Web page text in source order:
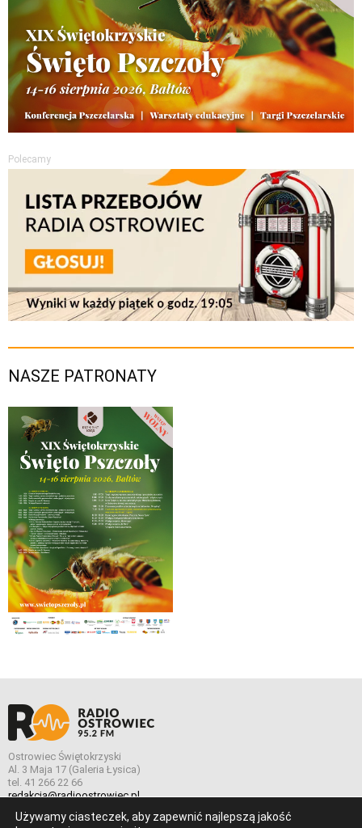
Polecamy
NASZE PATRONATY
Ostrowiec Świętokrzyski
Al. 3 Maja 17 (Galeria Łysica)
tel. 41 266 22 66
redakcja@radioostrowiec.pl
Używamy ciasteczek, aby zapewnić najlepszą jakość